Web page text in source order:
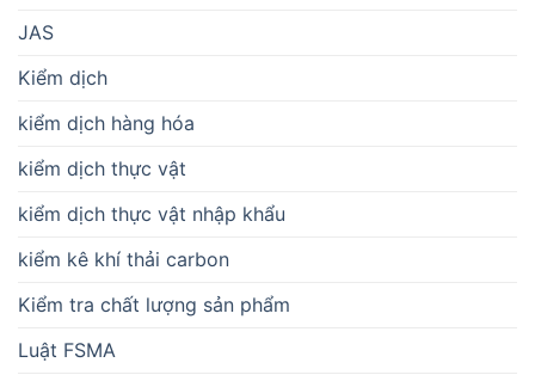
JAS
Kiểm dịch
kiểm dịch hàng hóa
kiểm dịch thực vật
kiểm dịch thực vật nhập khẩu
kiểm kê khí thải carbon
Kiểm tra chất lượng sản phẩm
Luật FSMA